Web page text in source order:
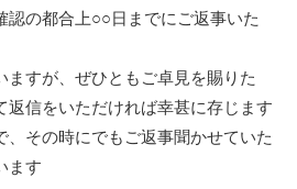
認の都合上○○日までにご返事いた
ますが、ぜひともご卓見を賜りた
返信をいただければ幸甚に存じます
、その時にでもご返事聞かせていた
ます